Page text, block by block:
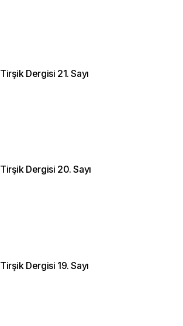
Tirşik Dergisi 21. Sayı
Tirşik Dergisi 20. Sayı
Tirşik Dergisi 19. Sayı